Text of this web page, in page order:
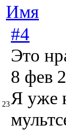
Имя
23
#4
Это
8 фев
Я уже